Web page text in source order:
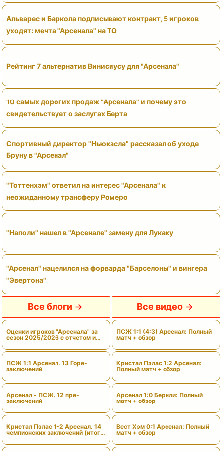
Альварес и Баркола подписывают контракт, 5 игроков
уходят: мечта "Арсенала" на ТО
Рейтинг 7 альтернатив Винисиусу для "Арсенала"
10 самых дорогих продаж "Арсенала" и почему это
свидетельствует о заслугах Берта
Спортивный директор "Ньюкасла" рассказал об уходе
Бруну в "Арсенал"
"Тоттенхэм" ответил на интерес "Арсенала" к
неожиданному трансферу Ромеро
"Наполи" нашел в "Арсенале" замену для Лукаку
"Арсенал" нацелился на форварда "Барселоны" и вингера
"Эвертона"
Все блоги
Оценки игроков "Арсенала" за
сезон 2025/2026 с отчетом и
ПСЖ 1:1 Арсенал. 13 Горе-
заключений
Арсенал - ПСЖ. 12 пре-
заключений
Кристал Пэлас 1-2 Арсенал. 14
чемпионских заключений (итоги
Все видео
ПСЖ 1:1 (4:3) Арсенал: Полный
матч + обзор
Кристал Пэлас 1:2 Арсенал:
Полный матч + обзор
Арсенал 1:0 Бернли: Полный
матч + обзор
Вест Хэм 0:1 Арсенал: Полный
матч + обзор